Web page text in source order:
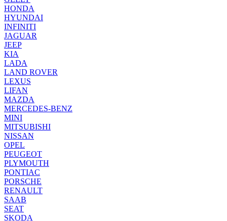
HONDA
HYUNDAI
INFINITI
JAGUAR
JEEP
KIA
LADA
LAND ROVER
LEXUS
LIFAN
MAZDA
MERCEDES-BENZ
MINI
MITSUBISHI
NISSAN
OPEL
PEUGEOT
PLYMOUTH
PONTIAC
PORSCHE
RENAULT
SAAB
SEAT
SKODA